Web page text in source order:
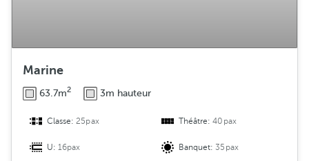
Marine
63.7m2 3m hauteur
Classe:25pax Théâtre:40pax
U:16pax Banquet:35pax